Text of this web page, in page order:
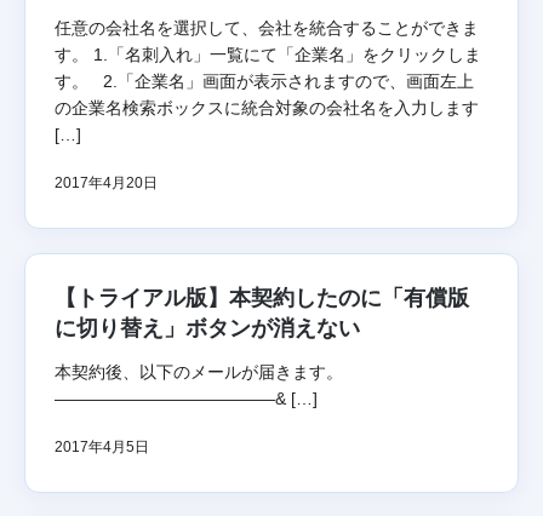
任意の会社名を選択して、会社を統合することができま
す。 1.「名刺入れ」一覧にて「企業名」をクリックしま
す。 2.「企業名」画面が表示されますので、画面左上
の企業名検索ボックスに統合対象の会社名を入力します
[…]
2017年4月20日
【トライアル版】本契約したのに「有償版
に切り替え」ボタンが消えない
本契約後、以下のメールが届きます。
—————————————& […]
2017年4月5日